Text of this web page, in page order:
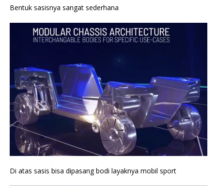
Bentuk sasisnya sangat sederhana
Di atas sasis bisa dipasang bodi layaknya mobil sport